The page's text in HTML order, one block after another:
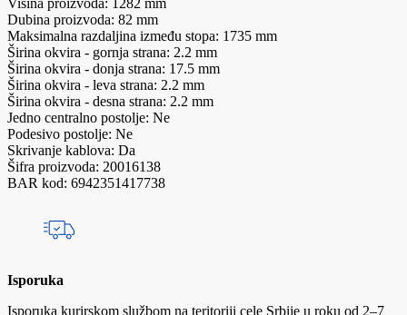
Dubina proizvoda: 82 mm
Maksimalna razdaljina između stopa: 1735 mm
Širina okvira - gornja strana: 2.2 mm
Širina okvira - donja strana: 17.5 mm
Širina okvira - leva strana: 2.2 mm
Širina okvira - desna strana: 2.2 mm
Jedno centralno postolje: Ne
Podesivo postolje: Ne
Skrivanje kablova: Da
Šifra proizvoda: 20016138
BAR kod: 6942351417738
Isporuka
Isporuka kurirskom službom na teritoriji cele Srbije u roku od 2–7